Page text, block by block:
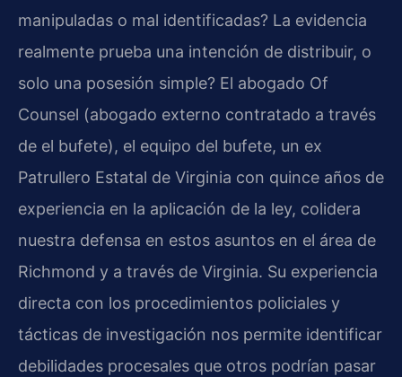
manipuladas o mal identificadas? La evidencia
realmente prueba una intención de distribuir, o
solo una posesión simple? El abogado Of
Counsel (abogado externo contratado a través
de el bufete), el equipo del bufete, un ex
Patrullero Estatal de Virginia con quince años de
experiencia en la aplicación de la ley, colidera
nuestra defensa en estos asuntos en el área de
Richmond y a través de Virginia. Su experiencia
directa con los procedimientos policiales y
tácticas de investigación nos permite identificar
debilidades procesales que otros podrían pasar